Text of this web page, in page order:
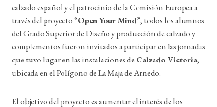
calzado español y el patrocinio de la Comisión Europea a
través del proyecto “Open Your Mind”, todos los alumnos
del Grado Superior de Diseño y producción de calzado y
complementos fueron invitados a participar en las jornadas
que tuvo lugar en las instalaciones de Calzado Victoria,
ubicada en el Polígono de La Maja de Arnedo.
El objetivo del proyecto es aumentar el interés de los